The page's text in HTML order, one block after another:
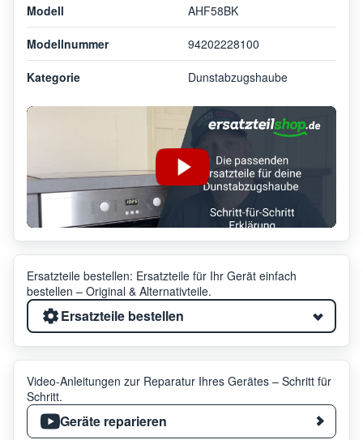
Modell AHF58BK
Modellnummer 94202228100
Kategorie Dunstabzugshaube
Ersatzteile bestellen: Ersatzteile für Ihr Gerät einfach
bestellen – Original & Alternativteile.
Ersatzteile bestellen
Video-Anleitungen zur Reparatur Ihres Gerätes – Schritt für
Schritt.
Geräte reparieren